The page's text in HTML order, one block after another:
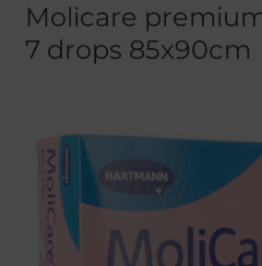
Molicare
7 drops 85x90cm